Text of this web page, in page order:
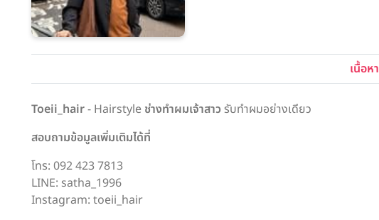
เนื้อหา
Toeii_hair- Hairstyle ช่างทำผมเจ้าสาวรับทำผมอย่างเดียว
สอบถามข้อมูลเพิ่มเติมได้ที่
โทร: 092 423 7813
LINE: satha_1996
Instagram: toeii_hair